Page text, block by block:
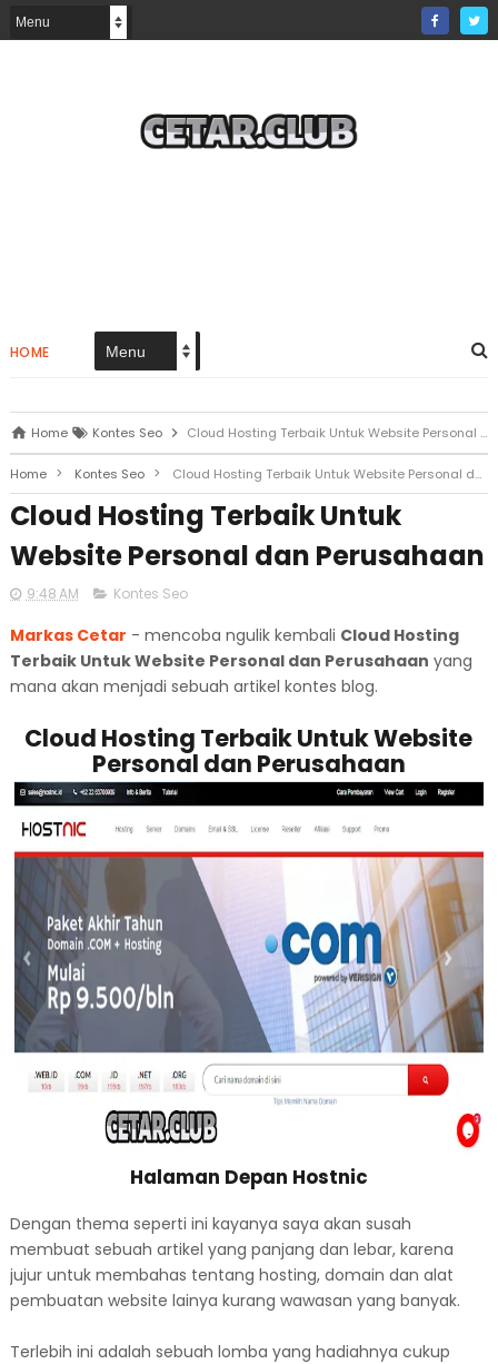
HOME
Home Kontes Seo Cloud Hosting Terbaik Untuk Website Personal dan Perusahaan
Home > Kontes Seo > Cloud Hosting Terbaik Untuk Website Personal dan Perusahaan
Cloud Hosting Terbaik Untuk
Website Personal dan Perusahaan
9:48 AM Kontes Seo
Markas Cetar - mencoba ngulik kembali Cloud Hosting
Terbaik Untuk Website Personal dan Perusahaan yang
mana akan menjadi sebuah artikel kontes blog.
Cloud Hosting Terbaik Untuk Website
Personal dan Perusahaan
Halaman Depan Hostnic
Dengan thema seperti ini kayanya saya akan susah
membuat sebuah artikel yang panjang dan lebar, karena
jujur untuk membahas tentang hosting, domain dan alat
pembuatan website lainya kurang wawasan yang banyak.
Terlebih ini adalah sebuah lomba yang hadiahnya cukup